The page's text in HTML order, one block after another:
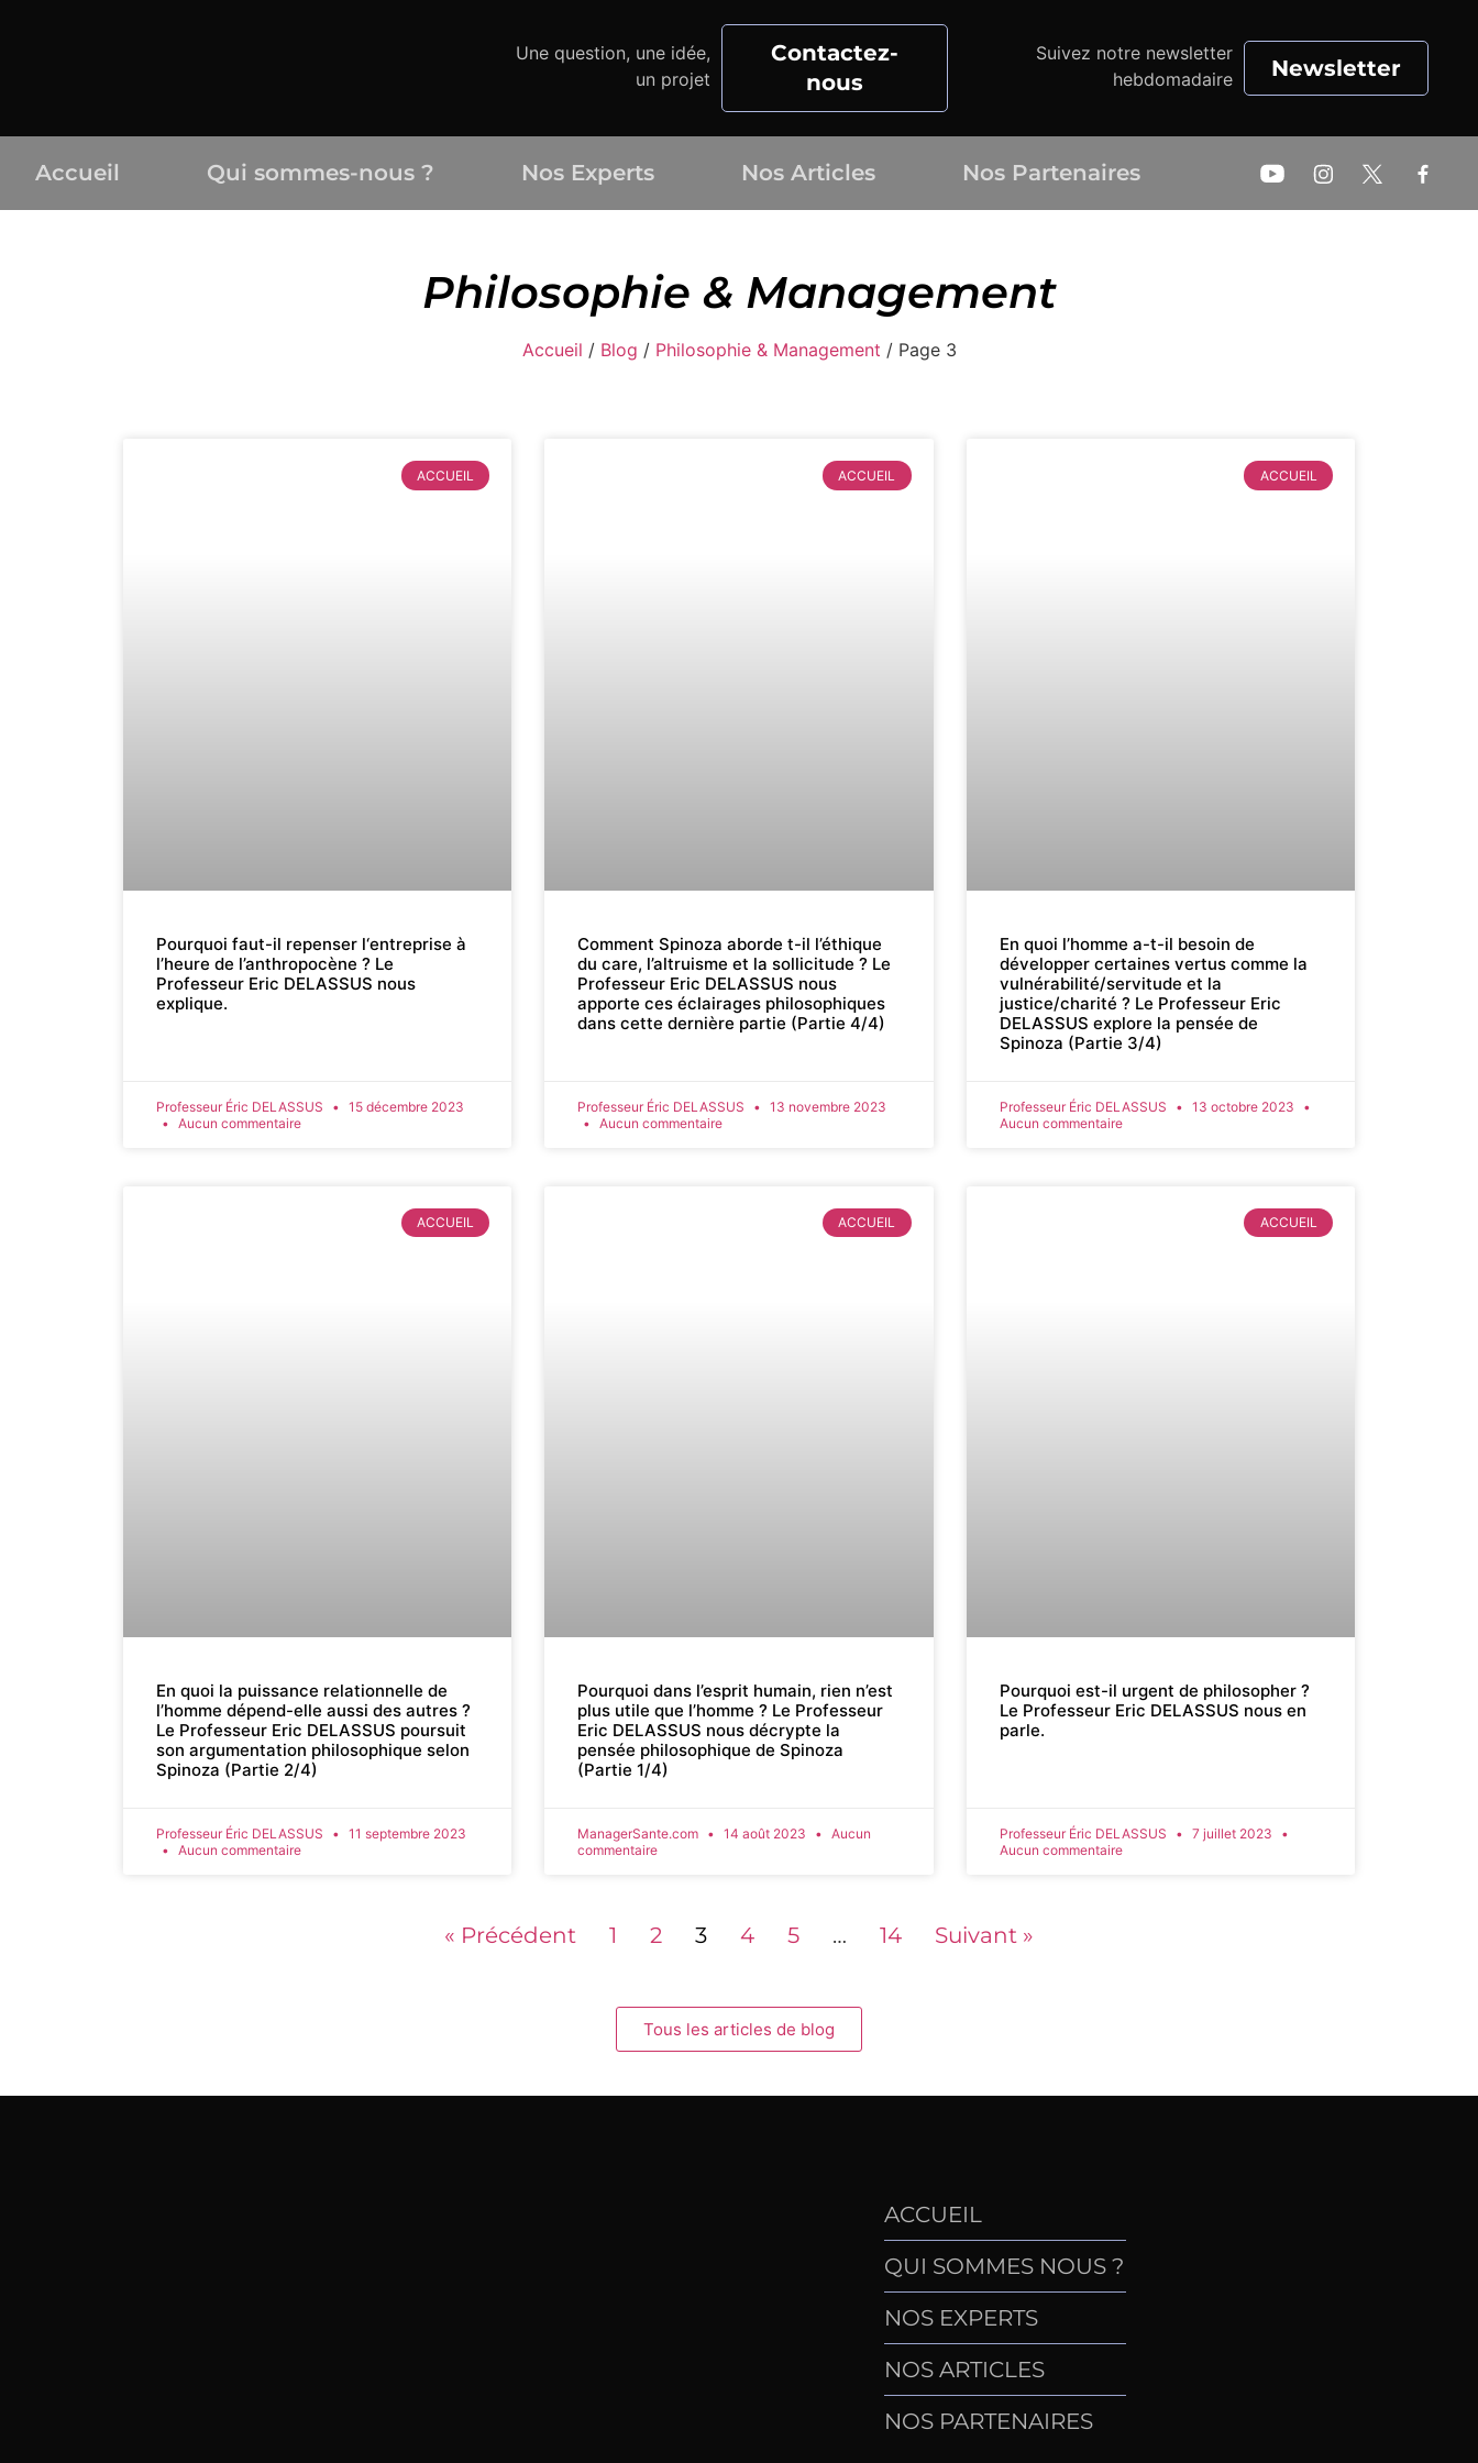
Une question, une idée,
un projet
Contactez-
nous
Suivez notre newsletter
hebdomadaire
Newsletter
Accueil Qui sommes-nous ? Nos Experts Nos Articles Nos Partenaires
Philosophie & Management
Accueil / Blog / Philosophie & Management / Page 3
ACCUEIL
Pourquoi faut-il repenser l‘entreprise à
l’heure de l’anthropocène ? Le
Professeur Eric DELASSUS nous
explique.
Professeur Éric DELASSUS
15 décembre 2023
Aucun commentaire
ACCUEIL
Comment Spinoza aborde t-il l’éthique
du care, l’altruisme et la sollicitude ? Le
Professeur Eric DELASSUS nous
apporte ces éclairages philosophiques
dans cette dernière partie (Partie 4/4)
Professeur Éric DELASSUS
13 novembre 2023
Aucun commentaire
ACCUEIL
En quoi l’homme a-t-il besoin de
développer certaines vertus comme la
vulnérabilité/servitude et la
justice/charité ? Le Professeur Eric
DELASSUS explore la pensée de
Spinoza (Partie 3/4)
Professeur Éric DELASSUS
13 octobre 2023
Aucun commentaire
ACCUEIL
En quoi la puissance relationnelle de
l’homme dépend-elle aussi des autres ?
Le Professeur Eric DELASSUS poursuit
son argumentation philosophique selon
Spinoza (Partie 2/4)
Professeur Éric DELASSUS
11 septembre 2023
Aucun commentaire
ACCUEIL
Pourquoi dans l’esprit humain, rien n’est
plus utile que l’homme ? Le Professeur
Eric DELASSUS nous décrypte la
pensée philosophique de Spinoza
(Partie 1/4)
ManagerSante.com 14 août 2023
Aucun
commentaire
ACCUEIL
Pourquoi est-il urgent de philosopher ?
Le Professeur Eric DELASSUS nous en
parle.
Professeur Éric DELASSUS
7 juillet 2023
Aucun commentaire
« Précédent 1 2 3 4 5 … 14 Suivant »
Tous les articles de blog
ACCUEIL
QUI SOMMES NOUS ?
NOS EXPERTS
NOS ARTICLES
NOS PARTENAIRES